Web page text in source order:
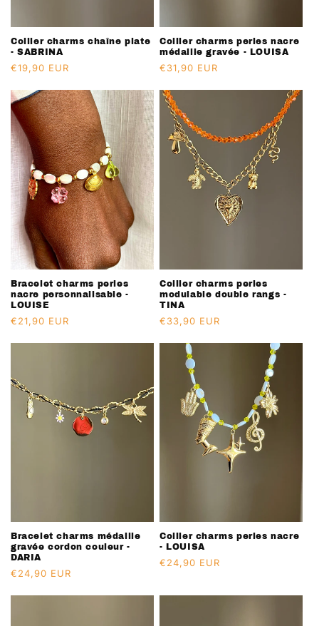
Collier charms chaîne plate
- SABRINA
Prix
€19,90 EUR
Collier charms perles nacre
médaille gravée - LOUISA
Prix
€31,90 EUR
Bracelet charms perles
nacre personnalisable -
LOUISE
Prix
€21,90 EUR
Collier charms perles
modulable double rangs -
TINA
Prix
€33,90 EUR
Bracelet charms médaille
gravée cordon couleur -
DARIA
Prix
€24,90 EUR
Collier charms perles nacre
- LOUISA
Prix
€24,90 EUR